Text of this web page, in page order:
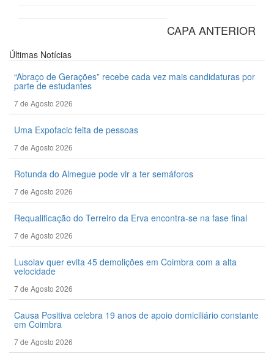
CAPA ANTERIOR
Últimas Notícias
“Abraço de Gerações” recebe cada vez mais candidaturas por
parte de estudantes
7 de Agosto 2026
Uma Expofacic feita de pessoas
7 de Agosto 2026
Rotunda do Almegue pode vir a ter semáforos
7 de Agosto 2026
Requalificação do Terreiro da Erva encontra-se na fase final
7 de Agosto 2026
Lusolav quer evita 45 demolições em Coimbra com a alta
velocidade
7 de Agosto 2026
Causa Positiva celebra 19 anos de apoio domiciliário constante
em Coimbra
7 de Agosto 2026